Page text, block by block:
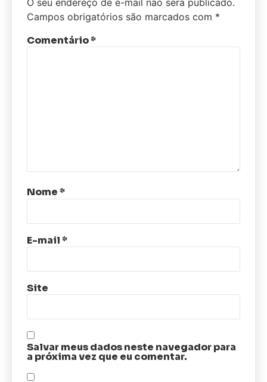
Campos obrigatórios são marcados com *
Comentário*
Nome*
E-mail*
Site
Salvar meus dados neste navegador para
a próxima vez que eu comentar.